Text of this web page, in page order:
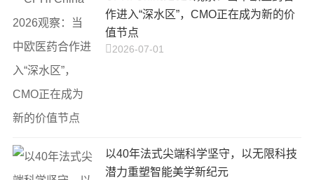
作进入“深水区”，CMO正在成为新的价
值节点
2026-07-01
以40年法式尖端科学坚守，以无限科技
潜力重塑智能美学新纪元